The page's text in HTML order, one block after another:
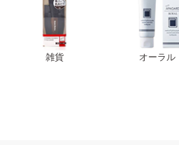
雑貨 オーラル